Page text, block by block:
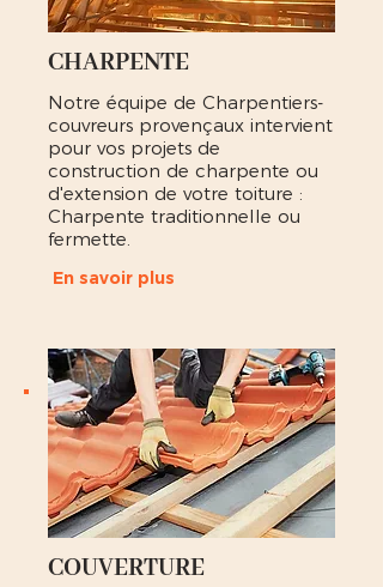
CHARPENTE
Notre équipe de Charpentiers-
couvreurs provençaux intervient
pour vos projets de
construction de charpente ou
d'extension de votre toiture :
Charpente traditionnelle ou
fermette.
En savoir plus
COUVERTURE